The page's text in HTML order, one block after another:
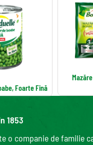
Foarte Fină
1853
o companie de familie